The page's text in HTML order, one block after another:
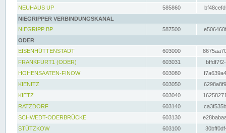
NEUHAUS UP
585860
NIEGRIPPER VERBINDUNGSKANAL
NIEGRIPP BP
587500
ODER
EISENHÜTTENSTADT
603000
FRANKFURT1 (ODER)
603031
HOHENSAATEN-FINOW
603080
KIENITZ
603050
KIETZ
603040
RATZDORF
603140
SCHWEDT-ODERBRÜCKE
603130
STÜTZKOW
603100